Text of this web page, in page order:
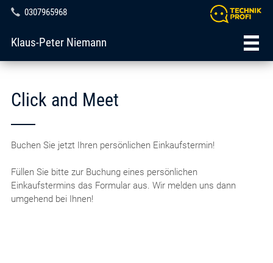
0307965968
Klaus-Peter Niemann
Click and Meet
Buchen Sie jetzt Ihren persönlichen Einkaufstermin!
Füllen Sie bitte zur Buchung eines persönlichen
Einkaufstermins das Formular aus. Wir melden uns dann
umgehend bei Ihnen!